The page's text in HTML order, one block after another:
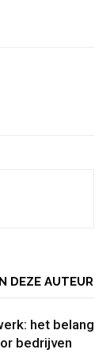
DEZE AUTEUR
het belang
bedrijven